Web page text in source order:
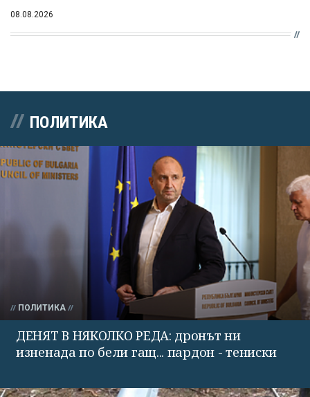
08.08.2026
ПОЛИТИКА
ПОЛИТИКА
ДЕНЯТ В НЯКОЛКО РЕДА: дронът ни
изненада по бели гащ... пардон - тениски